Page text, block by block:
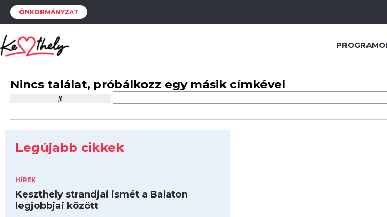
ÖNKORMÁNYZAT
Nincs találat, próbálkozz egy másik címkével
Legújabb cikkek
HÍREK
Keszthely strandjai ismét a Balaton
legjobbjai között